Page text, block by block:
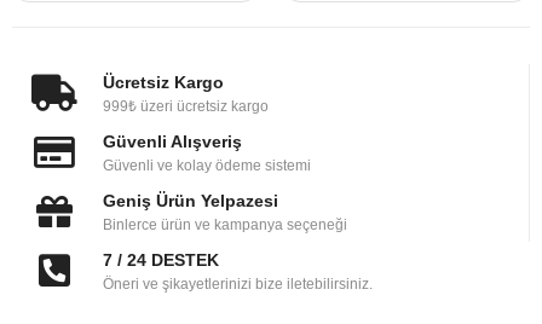
Ücretsiz Kargo
999₺ üzeri ücretsiz kargo
Güvenli Alışveriş
Güvenli ve kolay ödeme sistemi
Geniş Ürün Yelpazesi
Binlerce ürün ve kampanya seçeneği
7 / 24 DESTEK
Öneri ve şikayetlerinizi bize iletebilirsiniz.